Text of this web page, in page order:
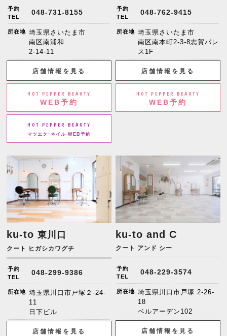
予約
TEL
048-731-8155
所在地 埼玉県さいたま市
南区南浦和
2-14-11
店舗情報を見る
HOT PEPPER BEAUTY
WEB予約
HOT PEPPER BEAUTY
マツエク･ネイル WEB予約
予約
TEL
048-762-9415
所在地 埼玉県さいたま市
南区南本町2-3-8志賀パレ
ス1F
店舗情報を見る
HOT PEPPER BEAUTY
WEB予約
ku-to東川口
クート ヒガシカワグチ
予約
TEL
048-299-9386
所在地 埼玉県川口市戸塚２-24-
11
日下ビル
店舗情報を見る
ku-to and C
クート アンド シー
予約
TEL
048-229-3574
所在地 埼玉県川口市戸塚 2-26-
18
ベルアーデン102
店舗情報を見る